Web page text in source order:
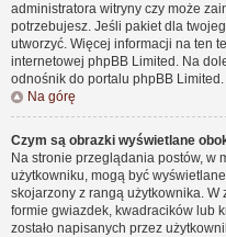
administratora witryny czy może
potrzebujesz. Jeśli pakiet dla
utworzyć. Więcej informacji na ten
internetowej phpBB Limited. Na
odnośnik do portalu phpBB Limited.
Na górę
Czym są obrazki wyświetlane
Na stronie przeglądania postów, w
użytkowniku, mogą być
skojarzony z rangą użytkownika.
formie gwiazdek, kwadracików lub
zostało napisanych przez